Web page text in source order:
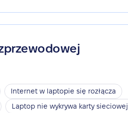
Internet w laptopie się rozłącza
Laptop nie wykrywa karty sieciowej